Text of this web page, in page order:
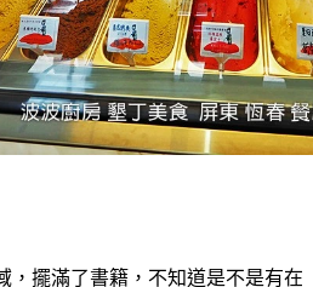
，擺滿了書籍，不知道是不是有在